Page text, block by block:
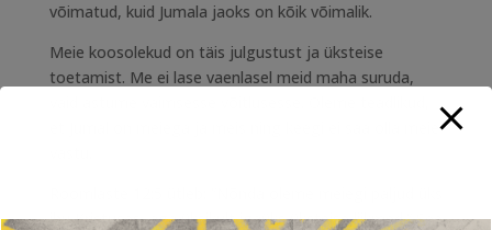
võimatud, kuid Jumala jaoks on kõik võimalik.
Meie koosolekud on täis julgustust ja üksteise
toetamist. Me ei lase vaenlasel meid maha suruda,
ihu Kristuses, aga üksikult igaüks üksteise liikmed.” See